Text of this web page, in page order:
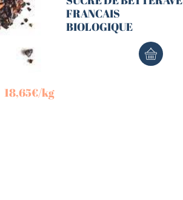
18,65€/kg
FRANCAIS
BIOLOGIQUE